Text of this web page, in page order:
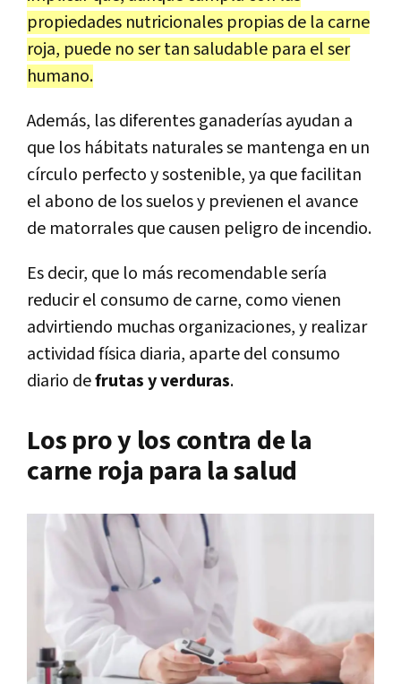
propiedades nutricionales propias de la carne
roja, puede no ser tan saludable para el ser
humano.
Además, las diferentes ganaderías ayudan a
que los hábitats naturales se mantenga en un
círculo perfecto y sostenible, ya que facilitan
el abono de los suelos y previenen el avance
de matorrales que causen peligro de incendio.
Es decir, que lo más recomendable sería
reducir el consumo de carne, como vienen
advirtiendo muchas organizaciones, y realizar
actividad física diaria, aparte del consumo
diario defrutas y verduras.
Los pro y los contra de la
carne roja para la salud